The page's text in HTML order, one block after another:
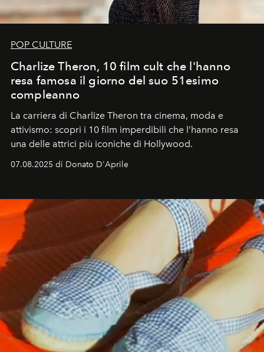
POP CULTURE
Charlize Theron, 10 film cult che l'hanno
resa famosa il giorno del suo 51esimo
compleanno
La carriera di Charlize Theron tra cinema, moda e
attivismo: scopri i 10 film imperdibili che l’hanno resa
una delle attrici più iconiche di Hollywood.
07.08.2025 di Donato D'Aprile